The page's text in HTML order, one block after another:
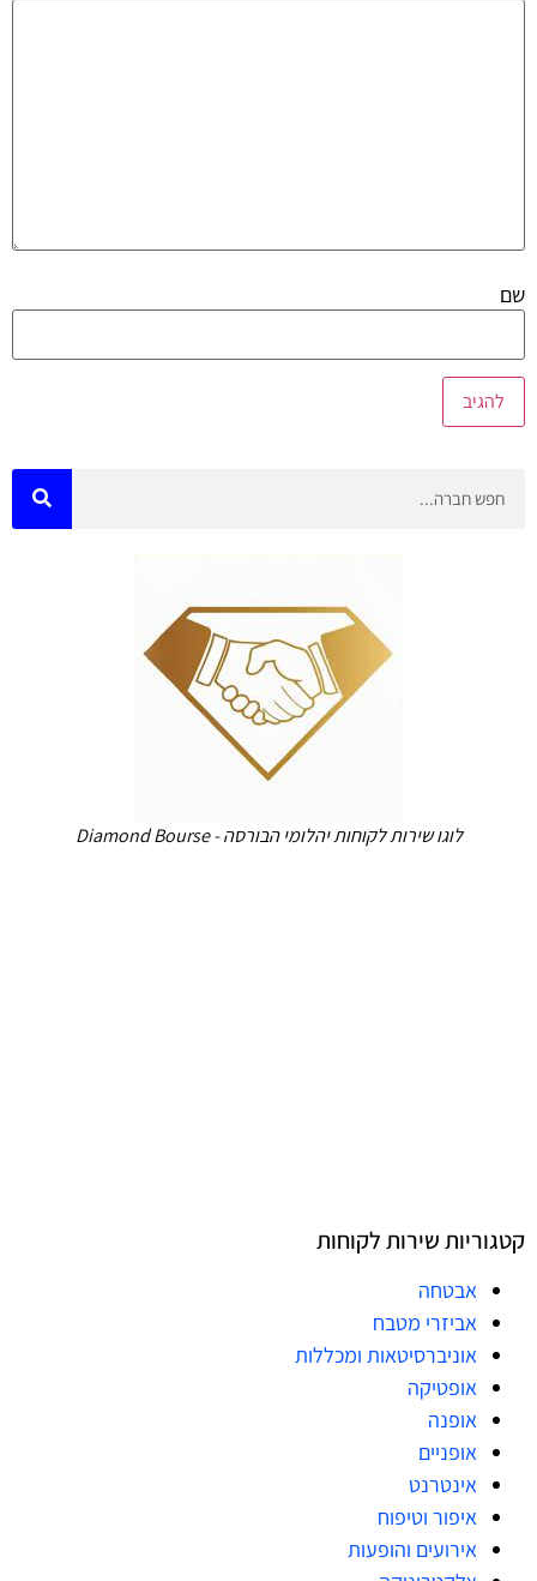
שם
לוגו שירות לקוחות יהלומי הבורסה - Diamond Bourse
קטגוריות שירות לקוחות
אבטחה
אביזרי מטבח
אוניברסיטאות ומכללות
אופטיקה
אופנה
אופניים
אינטרנט
איפור וטיפוח
אירועים והופעות